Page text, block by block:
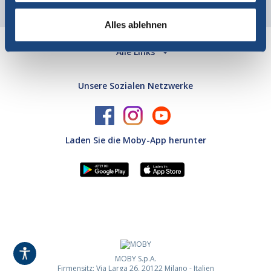
Alles ablehnen
Alle Links
Unsere Sozialen Netzwerke
Laden Sie die Moby-App herunter
MOBY S.p.A.
Firmensitz: Via Larga 26, 20122 Milano - Italien